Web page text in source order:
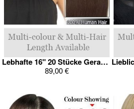
Lebhafte 16" 20 Stücke Gerade Tape In Haarverlängerung
89,00 €